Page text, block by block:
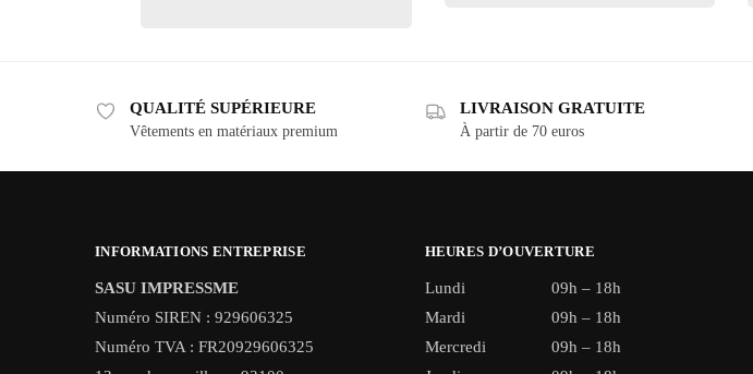
QUALITÉ SUPÉRIEURE
Vêtements en matériaux premium
LIVRAISON GRATUITE
À partir de 70 euros
INFORMATIONS ENTREPRISE
SASU IMPRESSME
Numéro SIREN : 929606325
Numéro TVA : FR20929606325
HEURES D’OUVERTURE
Lundi
09h – 18h
Mardi
09h – 18h
Mercredi
09h – 18h